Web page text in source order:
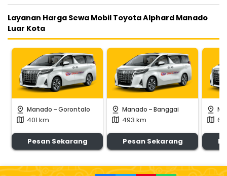
Layanan Harga Sewa Mobil Toyota Alphard Manado
Luar Kota
pin_drop Manado -Gorontalo
map 401 km
Pesan Sekarang
pin_drop Manado -Banggai
map 493 km
Pesan Sekarang
pin_drop
map